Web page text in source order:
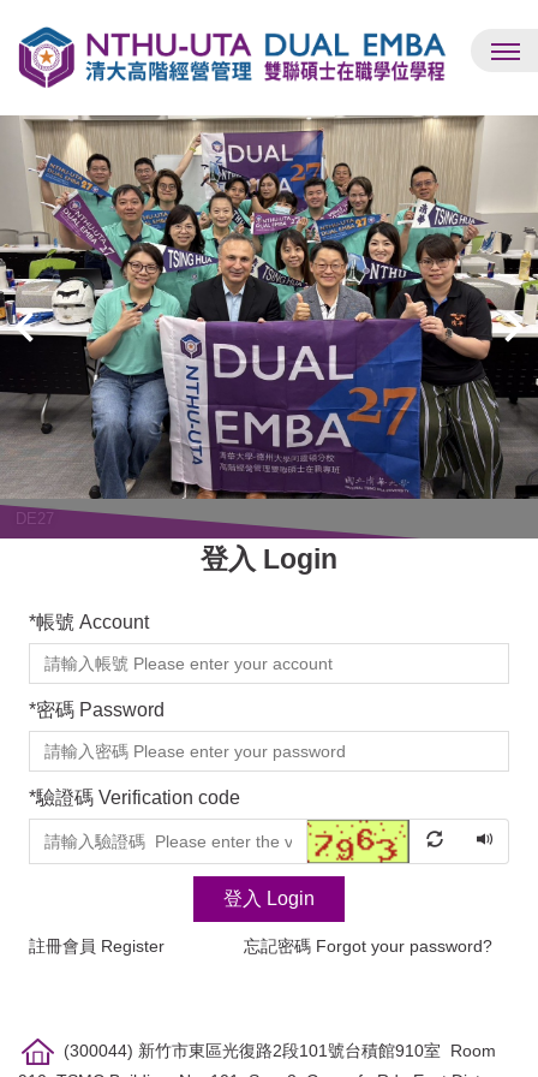
到
主
內
容
區
DE27
登入 Login
*帳號 Account
*密碼 Password
*驗證碼 Verification code
登入 Login
註冊會員 Register 忘記密碼 Forgot your password?
(300044) 新竹市東區光復路2段101號台積館910室 Room